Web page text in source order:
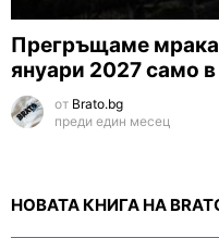
Прегръщаме мрака
януари 2027 само
от Brato.bg
преди един месец
НОВАТА КНИГА НА